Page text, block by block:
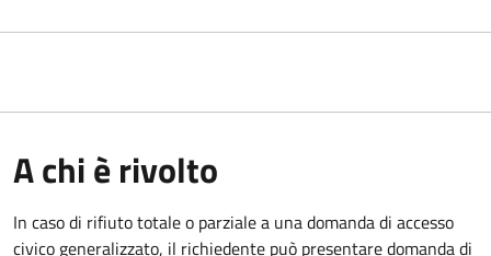
A chi è rivolto
In caso di rifiuto totale o parziale a una domanda di accesso
civico generalizzato, il richiedente può presentare domanda di